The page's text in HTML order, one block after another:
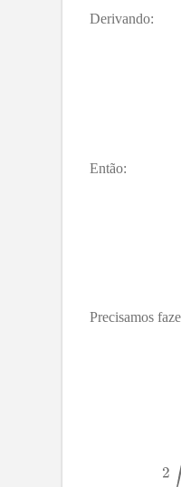
Derivando:
Então:
Precisamos